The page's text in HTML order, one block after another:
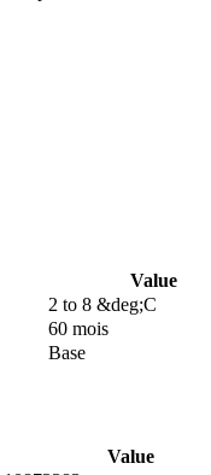
Value
2 to 8 &deg;C
60 mois
Base
Value